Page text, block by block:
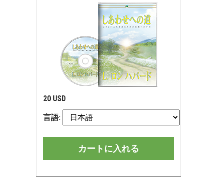
20 USD
言語:
カートに入れる